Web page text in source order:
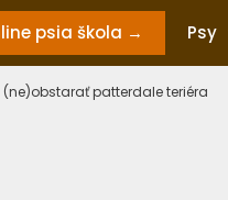
psia škola → Psy
(ne)obstarať patterdale teriéra